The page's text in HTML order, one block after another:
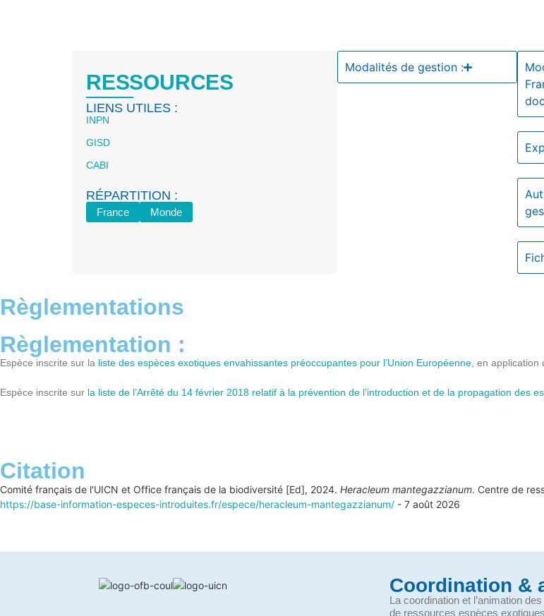
RESSOURCES
LIENS UTILES :
INPN
GISD
CABI
RÉPARTITION :
France Monde
Modalités de gestion :
Règlementations
Règlementation :
Espèce inscrite sur la liste des espèces exotiques envahissantes préoccupantes pour l’Union Européenne , en application
Espèce inscrite sur la liste de l’Arrêté du 14 février 2018 relatif à la prévention de l’introduction et de la propagation des
Citation
Comité français de l'UICN et Office français de la biodiversité [Ed], 2024. Heracleum mantegazzianum. Centre de
https://base-information-especes-introduites.fr/espece/heracleum-mantegazzianum/ - 7 août 2026
Coordination &
La coordination et l’animation
de ressources espèces